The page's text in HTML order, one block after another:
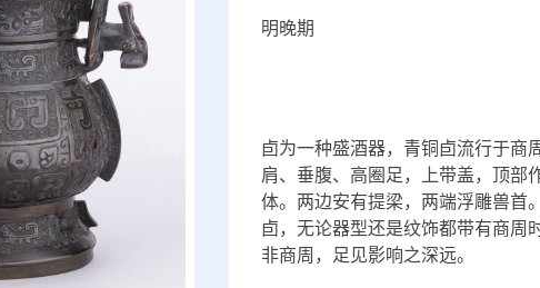
明晚期
卣为一种盛酒器，青铜卣流行于商
肩、垂腹、高圈足，上带盖，顶部
体。两边安有提梁，两端浮雕兽首
卣，无论器型还是纹饰都带有商周
非商周，足见影响之深远。